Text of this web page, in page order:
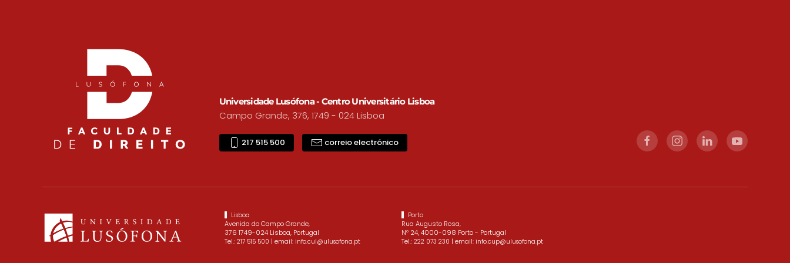
Universidade Lusófona - Centro Universitário Lisboa
Campo Grande, 376, 1749 - 024 Lisboa
217 515 500 correio electrónico
Lisboa
Avenida do Campo Grande,
376 1749-024 Lisboa, Portugal
Tel.: 217 515 500 | email: info.cul@ulusofona.pt
Porto
Rua Augusto Rosa,
Nº 24, 4000-098 Porto - Portugal
Tel.: 222 073 230 | email: info.cup@ulusofona.pt